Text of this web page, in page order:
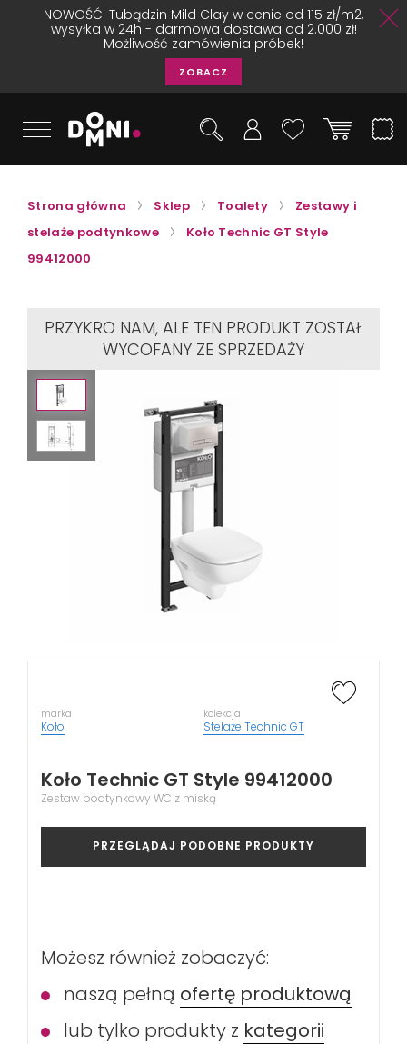
NOWOŚĆ! Tubądzin Mild Clay w cenie od 115 zł/m2,
wysyłka w 24h - darmowa dostawa od 2.000 zł!
Możliwość zamówienia próbek!
ZOBACZ
Strona główna Sklep Toalety
Zestawy i
stelaże podtynkowe
Koło Technic GT Style
99412000
PRZYKRO NAM, ALE TEN PRODUKT ZOSTAŁ
WYCOFANY ZE SPRZEDAŻY
marka
Koło
kolekcja
Stelaże Technic GT
Koło Technic GT Style 99412000
Zestaw podtynkowy WC z miską
PRZEGLĄDAJ PODOBNE PRODUKTY
Możesz również zobaczyć:
naszą pełną ofertę produktową
lub tylko produkty z kategorii